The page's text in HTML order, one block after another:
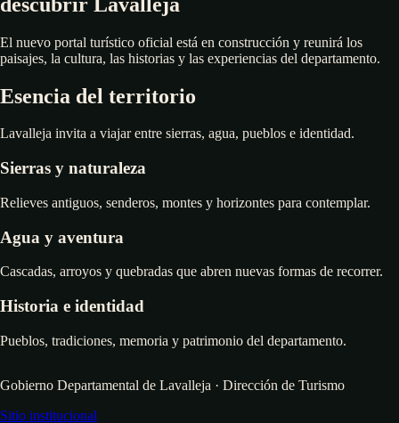
El nuevo portal turístico oficial está en construcción y reunirá los
paisajes, la cultura, las historias y las experiencias del departamento.
Esencia del territorio
Lavalleja invita a viajar entre sierras, agua, pueblos e identidad.
Sierras y naturaleza
Relieves antiguos, senderos, montes y horizontes para contemplar.
Agua y aventura
Cascadas, arroyos y quebradas que abren nuevas formas de recorrer.
Historia e identidad
Pueblos, tradiciones, memoria y patrimonio del departamento.
Gobierno Departamental de Lavalleja · Dirección de Turismo
Sitio institucional